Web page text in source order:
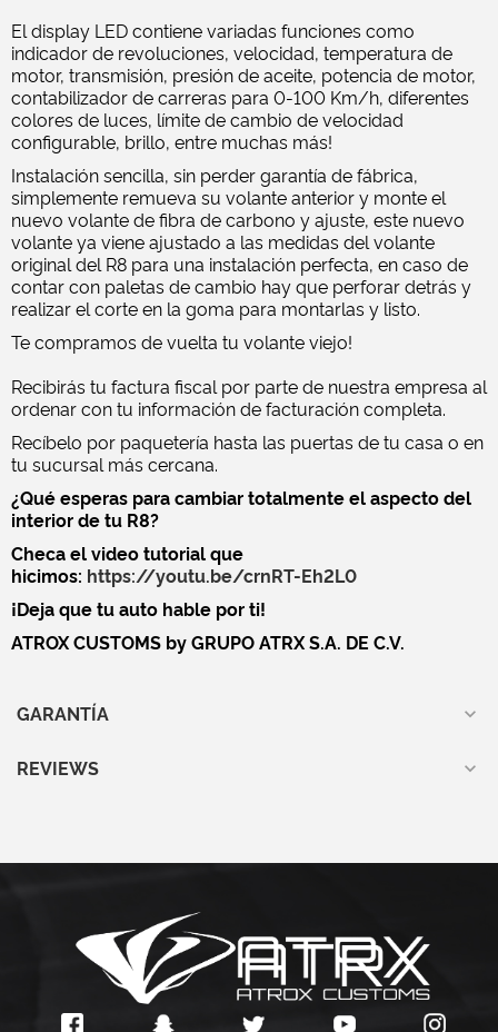
El display LED contiene variadas funciones como
indicador de revoluciones, velocidad, temperatura de
motor, transmisión, presión de aceite, potencia de motor,
contabilizador de carreras para 0-100 Km/h, diferentes
colores de luces, límite de cambio de velocidad
configurable, brillo, entre muchas más!
Instalación sencilla, sin perder garantía de fábrica,
simplemente remueva su volante anterior y monte el
nuevo volante de fibra de carbono y ajuste, este nuevo
volante ya viene ajustado a las medidas del volante
original del R8 para una instalación perfecta, en caso de
contar con paletas de cambio hay que perforar detrás y
realizar el corte en la goma para montarlas y listo.
Te compramos de vuelta tu volante viejo!
Recibirás tu factura fiscal por parte de nuestra empresa al
ordenar con tu información de facturación completa.
Recíbelo por paquetería hasta las puertas de tu casa o en
tu sucursal más cercana.
¿Qué esperas para cambiar totalmente el aspecto del
interior de tu R8?
Checa el video tutorial que
hicimos: https://youtu.be/crnRT-Eh2L0
¡Deja que tu auto hable por ti!
ATROX CUSTOMS by GRUPO ATRX S.A. DE C.V.
GARANTÍA
REVIEWS